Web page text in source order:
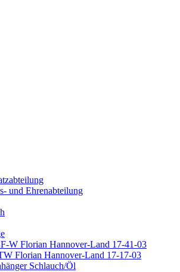
und Ehrenabteilung
W Florian Hannover-Land 17-41-03
Florian Hannover-Land 17-17-03
Schlauch/Öl